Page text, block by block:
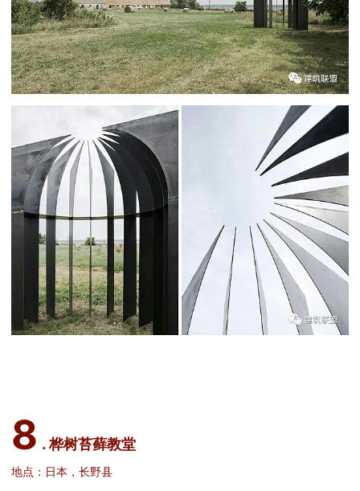
8 . 桦树苔藓教堂
地点：日本，长野县